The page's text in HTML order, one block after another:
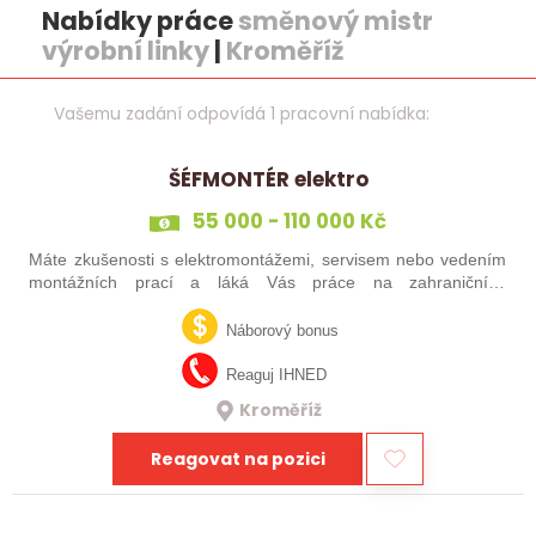
Nabídky prácesměnový mistr
výrobní linky| Kroměříž
Vašemu zadání odpovídá 1 pracovní nabídka:
ŠÉFMONTÉR elektro
55 000 - 110 000 Kč
Máte zkušenosti s elektromontážemi, servisem nebo vedením
montážních prací a láká Vás práce na zahraničních
projektech? Nebo jste šikovný elektrikář či elektromontér, který
už nechce být jen „řadový…Náborový bonus
Reaguj IHNED
Kroměříž
Reagovat na pozici